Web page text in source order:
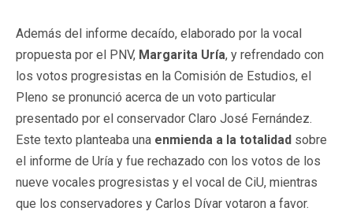
Además del informe decaído, elaborado por la vocal
propuesta por el PNV, Margarita Uría, y refrendado con
los votos progresistas en la Comisión de Estudios, el
Pleno se pronunció acerca de un voto particular
presentado por el conservador Claro José Fernández.
Este texto planteaba una enmienda a la totalidad sobre
el informe de Uría y fue rechazado con los votos de los
nueve vocales progresistas y el vocal de CiU, mientras
que los conservadores y Carlos Dívar votaron a favor.